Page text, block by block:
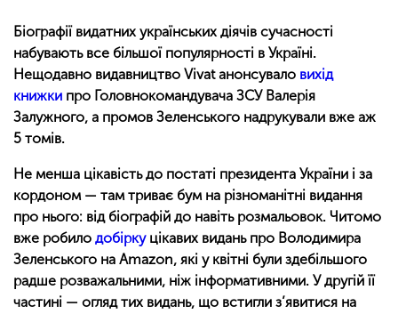
Біографії видатних українських діячів сучасності
набувають все більшої популярності в Україні.
Нещодавно видавництво Vivat анонсувало вихід
книжки про Головнокомандувача ЗСУ Валерія
Залужного, а промов Зеленського надрукували вже аж
5 томів.
Не менша цікавість до постаті президента України і за
кордоном — там триває бум на різноманітні видання
про нього: від біографій до навіть розмальовок. Читомо
вже робило добіркуцікавих видань про Володимира
Зеленського на Amazon, які у квітні були здебільшого
радше розважальними, ніж інформативними. У другій її
частині — огляд тих видань, що встигли з’явитися на